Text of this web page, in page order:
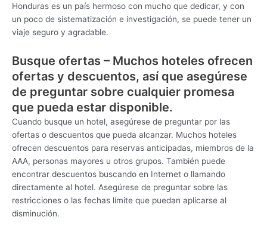
Honduras es un país hermoso con mucho que dedicar, y con
un poco de sistematización e investigación, se puede tener un
viaje seguro y agradable.
Busque ofertas – Muchos hoteles ofrecen
ofertas y descuentos, así que asegúrese
de preguntar sobre cualquier promesa
que pueda estar disponible.
Cuando busque un hotel, asegúrese de preguntar por las
ofertas o descuentos que pueda alcanzar. Muchos hoteles
ofrecen descuentos para reservas anticipadas, miembros de la
AAA, personas mayores u otros grupos. También puede
encontrar descuentos buscando en Internet o llamando
directamente al hotel. Asegúrese de preguntar sobre las
restricciones o las fechas límite que puedan aplicarse al
disminución.